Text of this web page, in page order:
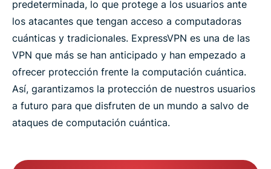
predeterminada, lo que protege a los usuarios ante
los atacantes que tengan acceso a computadoras
cuánticas y tradicionales. ExpressVPN es una de las
VPN que más se han anticipado y han empezado a
ofrecer protección frente la computación cuántica.
Así, garantizamos la protección de nuestros usuarios
a futuro para que disfruten de un mundo a salvo de
ataques de computación cuántica.